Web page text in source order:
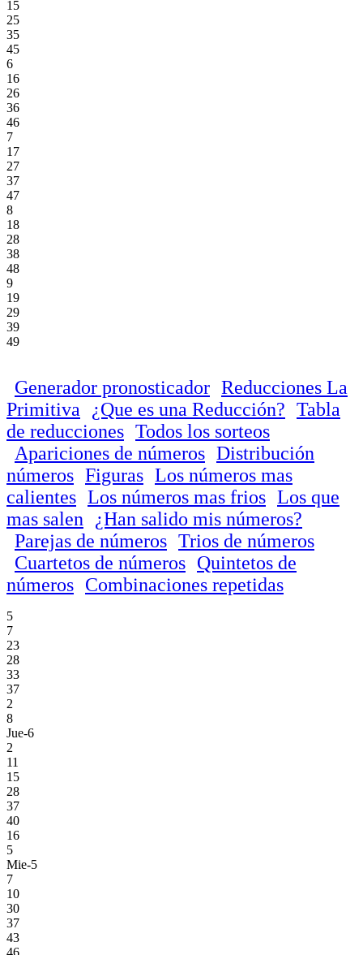
15
25
35
45
6
16
26
36
46
7
17
27
37
47
8
18
28
38
48
9
19
29
39
49
Generador pronosticador Reducciones La
Primitiva
¿Que es una Reducción? Tabla
de reducciones Todos los sorteos
Apariciones de números Distribución
números Figuras Los números mas
calientes Los números mas frios Los que
mas salen
¿Han salido mis números?
Parejas de números Trios de números
Cuartetos de números Quintetos de
números Combinaciones repetidas
5
7
23
28
33
37
2
8
Jue-6
2
11
15
28
37
40
16
5
Mie-5
7
10
30
37
43
46